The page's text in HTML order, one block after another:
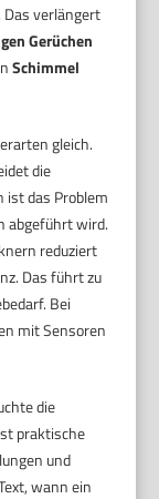
verlängert
Gerüchen
Schimmel
gleich.
die
das Problem
abgeführt wird.
reduziert
Das führt zu
Bei
mit Sensoren
die
praktische
und
wann ein